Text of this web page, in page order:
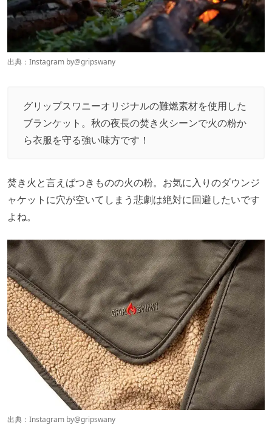
出典：Instagram by@gripswany
グリップスワニーオリジナルの難燃素材を使用した
ブランケット。秋の夜長の焚き火シーンで火の粉か
ら衣服を守る強い味方です！
焚き火と言えばつきものの火の粉。お気に入りのダウンジ
ャケットに穴が空いてしまう悲劇は絶対に回避したいです
よね。
出典：Instagram by@gripswany